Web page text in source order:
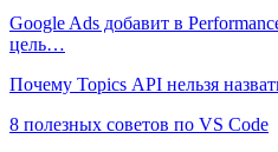
Google Ads добавит в
цель…
Почему Topics API нельзя
8 полезных советов по VS Code